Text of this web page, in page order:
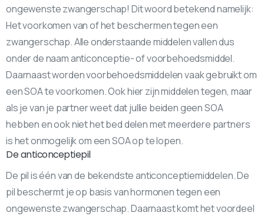
ongewenste zwangerschap! Dit woord betekend namelijk:
Het voorkomen van of het beschermen tegen een
zwangerschap. Alle onderstaande middelen vallen dus
onder de naam anticonceptie- of voorbehoedsmiddel.
Daarnaast worden voorbehoedsmiddelen vaak gebruikt om
een SOA te voorkomen. Ook hier zijn middelen tegen, maar
als je van je partner weet dat jullie beiden geen SOA
hebben en ook niet het bed delen met meerdere partners
is het onmogelijk om een SOA op te lopen.
De anticonceptiepil
De pil is één van de bekendste anticonceptiemiddelen. De
pil beschermt je op basis van hormonen tegen een
ongewenste zwangerschap. Daarnaast komt het voordeel